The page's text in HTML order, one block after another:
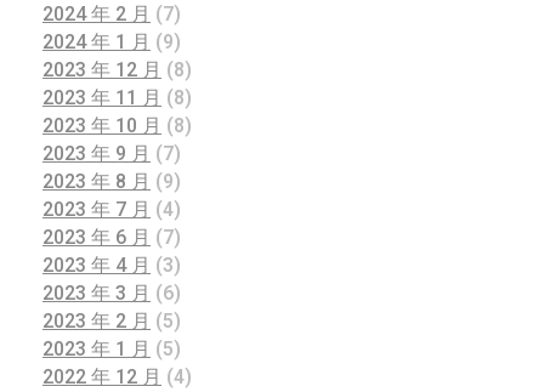
2024 年 2 月 (7)
2024 年 1 月 (9)
2023 年 12 月 (8)
2023 年 11 月 (8)
2023 年 10 月 (8)
2023 年 9 月 (7)
2023 年 8 月 (9)
2023 年 7 月 (4)
2023 年 6 月 (7)
2023 年 4 月 (3)
2023 年 3 月 (6)
2023 年 2 月 (5)
2023 年 1 月 (5)
2022 年 12 月 (4)